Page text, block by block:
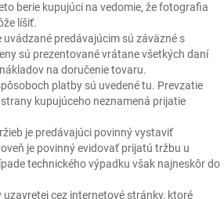
berie kupujúci na vedomie, že fotografia
líšiť.
predávajúcim sú záväzné s
sú prezentované vrátane všetkých daní
na doručenie tovaru.
platby sú uvedené tu. Prevzatie
kupujúceho neznamená prijatie
je predávajúci povinný vystaviť
je povinný evidovať prijatú tržbu u
technického výpadku však najneskôr do
cez internetové stránky, ktoré